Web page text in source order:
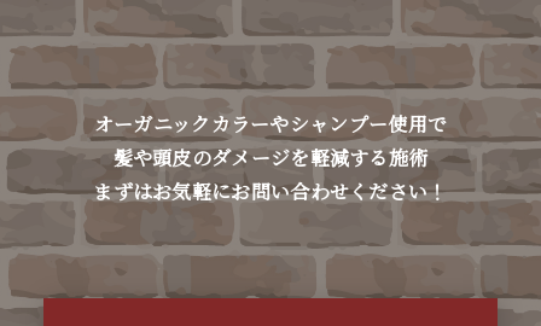
オーガニックカラーやシャンプー使用で
髪や頭皮のダメージを軽減する施術
まずはお気軽にお問い合わせください！